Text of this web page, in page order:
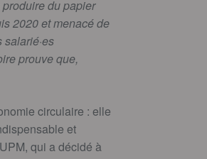
du papier
2020 et menacé de
prouve que,
circulaire : elle
et
qui a décidé à